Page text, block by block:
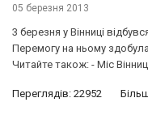
05 березня 2013
3 березня у Вінниці
Перемогу на ньому
Читайте також: - Міс Вінниці
Переглядів: 22952